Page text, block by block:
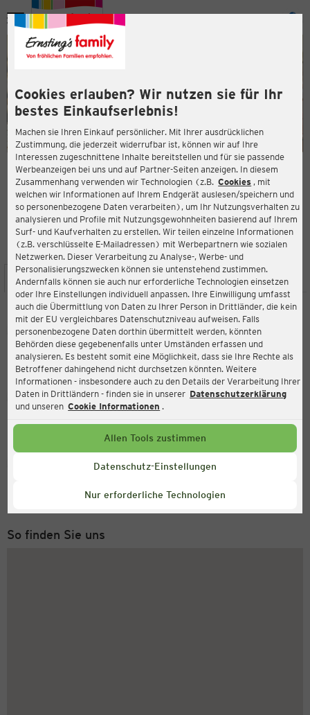
Cookies erlauben? Wir nutzen sie für Ihr
bestes Einkaufserlebnis!
Machen sie Ihren Einkauf persönlicher. Mit Ihrer ausdrücklichen
Zustimmung, die jederzeit widerrufbar ist, können wir auf Ihre
Interessen zugeschnittene Inhalte bereitstellen und für sie passende
Werbeanzeigen bei uns und auf Partner-Seiten anzeigen. In diesem
Zusammenhang verwenden wir Technologien (z.B. Cookies , mit
welchen wir Informationen auf Ihrem Endgerät auslesen/speichern und
so personenbezogene Daten verarbeiten), um Ihr Nutzungsverhalten zu
analysieren und Profile mit Nutzungsgewohnheiten basierend auf Ihrem
Surf- und Kaufverhalten zu erstellen. Wir teilen einzelne Informationen
(z.B. verschlüsselte E-Mailadressen) mit Werbepartnern wie sozialen
Netzwerken. Dieser Verarbeitung zu Analyse-, Werbe- und
Personalisierungszwecken können sie untenstehend zustimmen.
Andernfalls können sie auch nur erforderliche Technologien einsetzen
oder Ihre Einstellungen individuell anpassen. Ihre Einwilligung umfasst
auch die Übermittlung von Daten zu Ihrer Person in Drittländer, die kein
mit der EU vergleichbares Datenschutzniveau aufweisen. Falls
personenbezogene Daten dorthin übermittelt werden, könnten
Behörden diese gegebenenfalls unter Umständen erfassen und
analysieren. Es besteht somit eine Möglichkeit, dass sie Ihre Rechte als
Betroffener dahingehend nicht durchsetzen könnten. Weitere
Informationen - insbesondere auch zu den Details der Verarbeitung Ihrer
Daten in Drittländern - finden sie in unserer Datenschutzerklärung
und unseren Cookie Informationen .
Allen Tools zustimmen
Datenschutz-Einstellungen
Nur erforderliche Technologien
Menü
ERNSTING'S FAMILY FILIALE
Hundemstraße 24-48
57368 Lennestadt
4,2
Bewertung:
STANDORT SERVICES SORTIMENT AKTIONEN
Ernsting's family
Hundemstraße 24-48, 57368 Lennestadt
Aktuell:
Geöffnet
Service Hotline
Montag bis Freitag 8-18 Uhr
So finden Sie uns